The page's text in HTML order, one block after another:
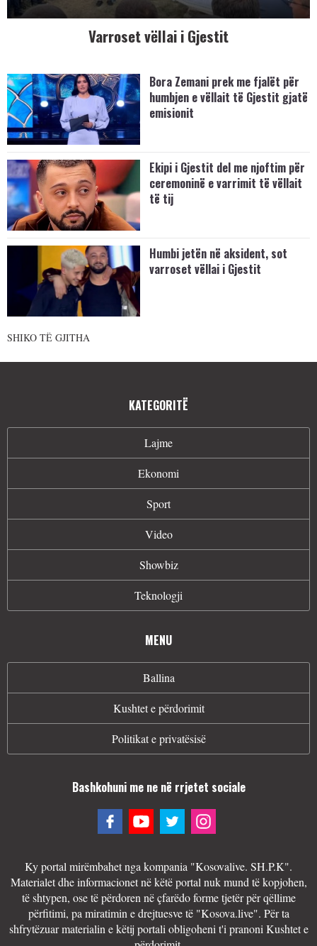
Varroset vëllai i Gjestit
Bora Zemani prek me fjalët për
humbjen e vëllait të Gjestit gjatë
emisionit
Ekipi i Gjestit del me njoftim për
ceremoninë e varrimit të vëllait
të tij
Humbi jetën në aksident, sot
varroset vëllai i Gjestit
SHIKO TË GJITHA
KATEGORITË
Lajme
Ekonomi
Sport
Video
Showbiz
Teknologji
MENU
Ballina
Kushtet e përdorimit
Politikat e privatësisë
Bashkohuni me ne në rrjetet sociale
Ky portal mirëmbahet nga kompania "Kosovalive. SH.P.K".
Materialet dhe informacionet në këtë portal nuk mund të kopjohen,
të shtypen, ose të përdoren në çfarëdo forme tjetër për qëllime
përfitimi, pa miratimin e drejtuesve të "Kosova.live". Për ta
shfrytëzuar materialin e këtij portali obligoheni t'i pranoni Kushtet e